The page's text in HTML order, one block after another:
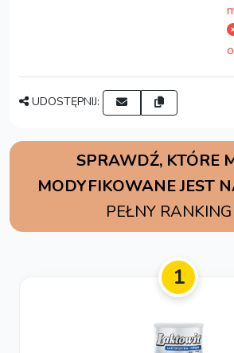
UDOSTĘPNIJ:
SPRAWDŹ, KTÓRE
MODYFIKOWANE JEST
PEŁNY RANKING
1